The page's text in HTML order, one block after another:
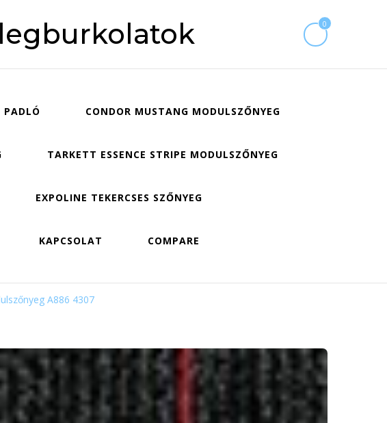
0
PADLÓ CONDOR MUSTANG MODULSZŐNYEG
TARKETT ESSENCE STRIPE MODULSZŐNYEG
EXPOLINE TEKERCSES SZŐNYEG
KAPCSOLAT COMPARE
A886 4307